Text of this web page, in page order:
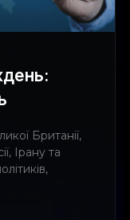
Британії,
Ірану та